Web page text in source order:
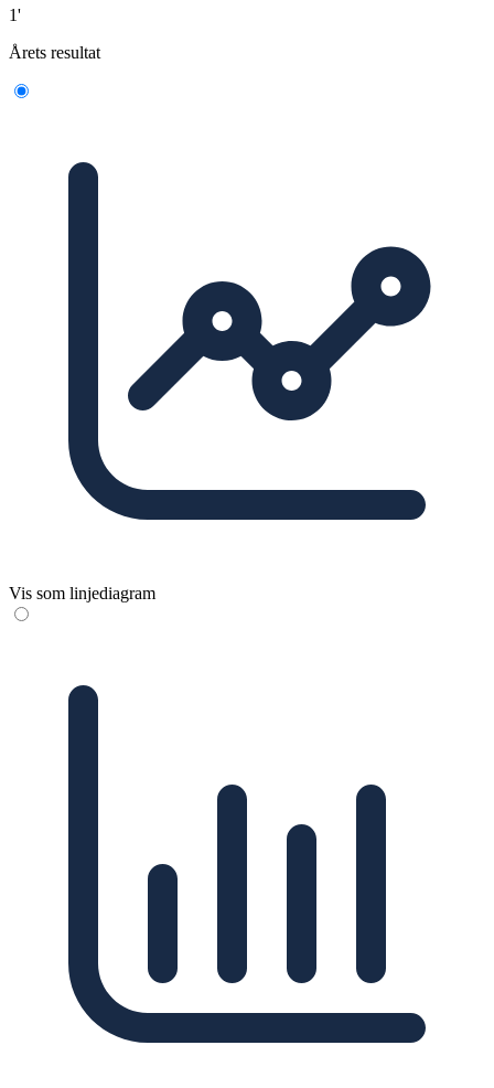
1'
Årets resultat
Vis som linjediagram